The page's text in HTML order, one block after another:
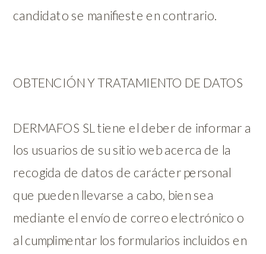
candidato se manifieste en contrario.
OBTENCIÓN Y TRATAMIENTO DE DATOS
DERMAFOS SL tiene el deber de informar a
los usuarios de su sitio web acerca de la
recogida de datos de carácter personal
que pueden llevarse a cabo, bien sea
mediante el envío de correo electrónico o
al cumplimentar los formularios incluidos en